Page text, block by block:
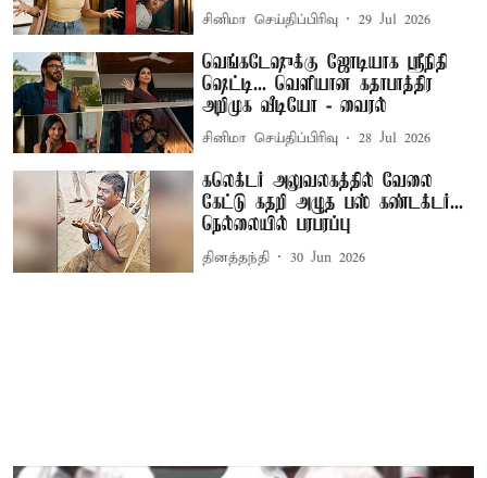
சினிமா செய்திப்பிரிவு 29 Jul 2026
வெங்கடேஷுக்கு ஜோடியாக ஸ்ரீநிதி
ஷெட்டி... வெளியான கதாபாத்திர
அறிமுக வீடியோ - வைரல்
சினிமா செய்திப்பிரிவு 28 Jul 2026
கலெக்டர் அலுவலகத்தில் வேலை
கேட்டு கதறி அழுத பஸ் கண்டக்டர்...
நெல்லையில் பரபரப்பு
தினத்தந்தி 30 Jun 2026